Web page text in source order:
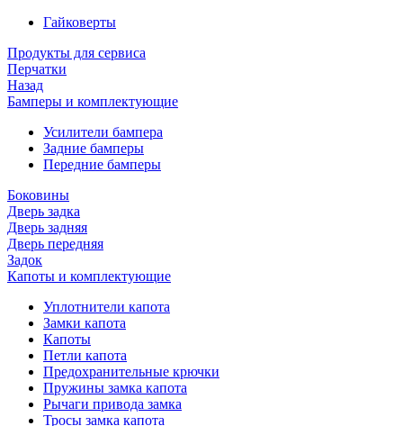
Гайковерты
Продукты для сервиса
Перчатки
Назад
Бамперы и комплектующие
Усилители бампера
Задние бамперы
Передние бамперы
Боковины
Дверь задка
Дверь задняя
Дверь передняя
Задок
Капоты и комплектующие
Уплотнители капота
Замки капота
Капоты
Петли капота
Предохранительные крючки
Пружины замка капота
Рычаги привода замка
Тросы замка капота